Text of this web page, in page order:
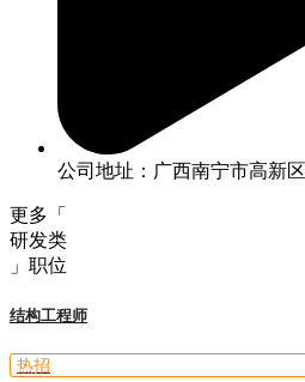
公司地址：广西南宁市高新
更多「
研发类
」职位
结构工程师
热招